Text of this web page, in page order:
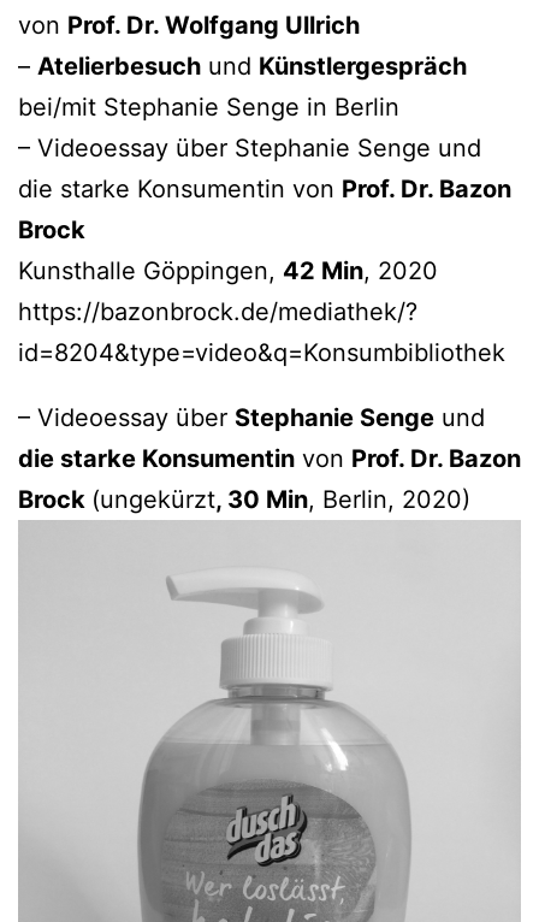
von Prof. Dr. Wolfgang Ullrich
– Atelierbesuch und Künstlergespräch
bei/mit Stephanie Senge in Berlin
– Videoessay über Stephanie Senge und
die starke Konsumentin von Prof. Dr. Bazon
Brock
Kunsthalle Göppingen, 42 Min, 2020
https://bazonbrock.de/mediathek/?
id=8204&type=video&q=Konsumbibliothek
– Videoessay über Stephanie Senge und
die starke Konsumentin von Prof. Dr. Bazon
Brock (ungekürzt, 30 Min, Berlin, 2020)